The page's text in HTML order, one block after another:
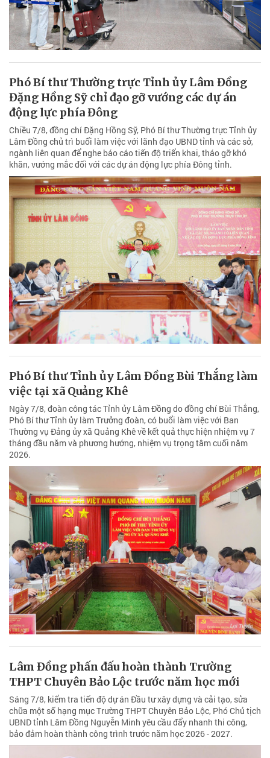
Phó Bí thư Thường trực Tỉnh ủy Lâm Đồng
Đặng Hồng Sỹ chỉ đạo gỡ vướng các dự án
động lực phía Đông
Chiều 7/8, đồng chí Đặng Hồng Sỹ, Phó Bí thư Thường trực Tỉnh ủy
Lâm Đồng chủ trì buổi làm việc với lãnh đạo UBND tỉnh và các sở,
ngành liên quan để nghe báo cáo tiến độ triển khai, tháo gỡ khó
khăn, vướng mắc đối với các dự án động lực phía Đông tỉnh.
Phó Bí thư Tỉnh ủy Lâm Đồng Bùi Thắng làm
việc tại xã Quảng Khê
Ngày 7/8, đoàn công tác Tỉnh ủy Lâm Đồng do đồng chí Bùi Thắng,
Phó Bí thư Tỉnh ủy làm Trưởng đoàn, có buổi làm việc với Ban
Thường vụ Đảng ủy xã Quảng Khê về kết quả thực hiện nhiệm vụ 7
tháng đầu năm và phương hướng, nhiệm vụ trọng tâm cuối năm
2026.
Lâm Đồng phấn đấu hoàn thành Trường
THPT Chuyên Bảo Lộc trước năm học mới
Sáng 7/8, kiểm tra tiến độ dự án Đầu tư xây dựng và cải tạo, sửa
chữa một số hạng mục Trường THPT Chuyên Bảo Lộc, Phó Chủ tịch
UBND tỉnh Lâm Đồng Nguyễn Minh yêu cầu đẩy nhanh thi công,
bảo đảm hoàn thành công trình trước năm học 2026 - 2027.